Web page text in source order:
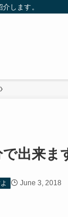
します。
で出来
June 3, 2018